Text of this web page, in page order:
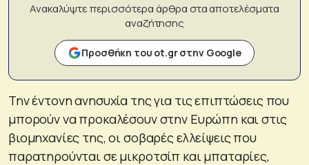
Ανακαλύψτε περισσότερα άρθρα στα αποτελέσματα
αναζήτησης
Προσθήκη του ot.gr στην Google
Την έντονη ανησυχία της για τις επιπτώσεις που
μπορούν να προκαλέσουν στην Ευρώπη και στις
βιομηχανίες της, οι σοβαρές ελλείψεις που
παρατηρούνται σε μικροτσίπ και μπαταρίες,